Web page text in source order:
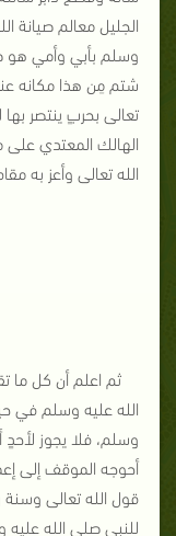
الجليل معالم صيانة
وسلم بأبي وأمي هو
شتم مِن هذا مكانه
تعالى بحربٍ ينتصر
الهالك المعتدي على
الله تعالى وأعز به
ثم اعلم أن كل ما
الله عليه وسلم في
وسلم، فلا يجوز لأحدٍ
أحوجه الموقف إلى
قول الله تعالى
للنبي صلى الله